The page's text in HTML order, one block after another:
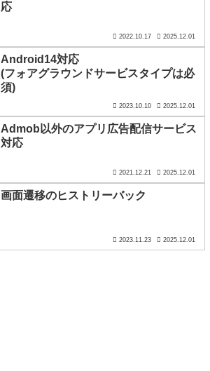
応
2022.10.17 2025.12.01
Android14対応
(フォアグラウンドサービスタイプは必
須)
2023.10.10 2025.12.01
Admob以外のアプリ広告配信サービス
対応
2021.12.21 2025.12.01
画面遷移のヒストリーバック
2023.11.23 2025.12.01